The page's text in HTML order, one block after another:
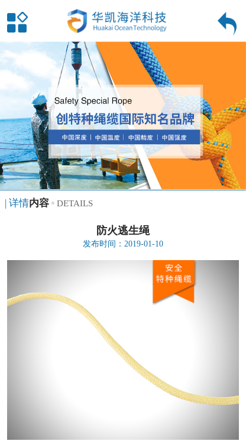
| 详情内容 DETAILS
防火逃生绳
发布时间：2019-01-10